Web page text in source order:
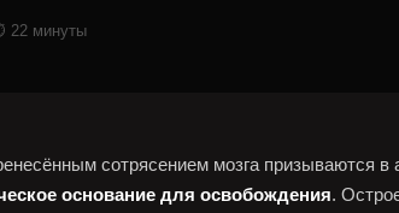
22 минуты
сотрясением мозга призываются в
основание для освобождения.